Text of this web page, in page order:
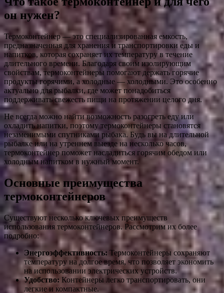
он нужен?
Термоконтейнер — это специализированная емкость,
предназначенная для хранения и транспортировки еды и
напитков, которая сохраняет их температуру в течение
длительного времени. Благодаря своим изолирующим
свойствам, термоконтейнеры помогают держать горячие
продукты горячими, а холодные — холодными. Это особенно
актуально для рыбалки, где может понадобиться
поддерживать свежесть пищи на протяжении целого дня.
Не всегда можно найти возможность разогреть еду или
охладить напитки, поэтому термоконтейнеры становятся
незаменимыми спутниками рыбака. Будь вы на длительной
рыбалке или на утреннем выезде на несколько часов,
термоконтейнер поможет насладиться горячим обедом или
холодным напитком в нужный момент.
Основные преимущества
термоконтейнеров
Существуют несколько ключевых преимуществ
использования термоконтейнеров. Рассмотрим их более
подробно:
Энергоэффективность: Термоконтейнеры сохраняют
температуру на долгое время, что позволяет экономить
на использовании электрических устройств.
Удобство: Контейнеры легко транспортировать, они
легкие и компактные.